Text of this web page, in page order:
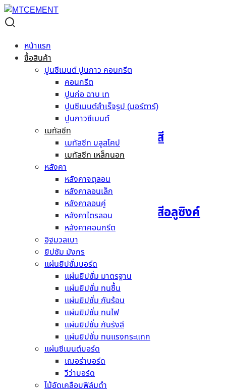
หน้าแรก
ซื้อสินค้า
ปูนซีเมนต์ ปูนกาว คอนกรีต
คอนกรีต
ปูนก่อ ฉาบ เท
ปูนซีเมนต์สำเร็จรูป (มอร์ตาร์)
ปูนกาวซีเมนต์
เมทัลชีท
เมทัลชีท บลูสโคป
เมทัลชีท เหล็กนอก
หลังคา
หลังคาจตุลอน
หลังคาลอนเล็ก
หลังคาลอนคู่
หลังคาไตรลอน
หลังคาคอนกรีต
อิฐมวลเบา
ยิปซัม มังกร
แผ่นยิปซั่มบอร์ด
แผ่นยิปซั่ม มาตรฐาน
แผ่นยิปซั่ม ทนชื้น
แผ่นยิปซั่ม กันร้อน
แผ่นยิปซั่ม ทนไฟ
แผ่นยิปซั่ม กันรังสี
แผ่นยิปซั่ม ทนแรงกระแทก
แผ่นซีเมนต์บอร์ด
เฌอร่าบอร์ด
วีว่าบอร์ด
ไม้อัดเคลือบฟิล์มดำ
เมทัลชีท เหล็กนอก
เมทัลชีท เหล็กนอก
แสดงทั้งหมด 2 ผลลัพท์
เมทัลชีท เหล็กนอก AZ70 สี
อ่านเพิ่ม
เมทัลชีท เหล็กนอก AZ70 สีอลูซิงค์
อ่านเพิ่ม
หมวดหมู่สินค้า
ยิปซัม มังกร
ปูนซีเมนต์ ปูนกาว คอนกรีต
คอนกรีต
ปูนก่อ ฉาบ เท
ปูนซีเมนต์สำเร็จรูป (มอร์ตาร์)
ปูนกาวซีเมนต์
เมทัลชีท บลูสโคป
เมทัลชีท เหล็กนอก